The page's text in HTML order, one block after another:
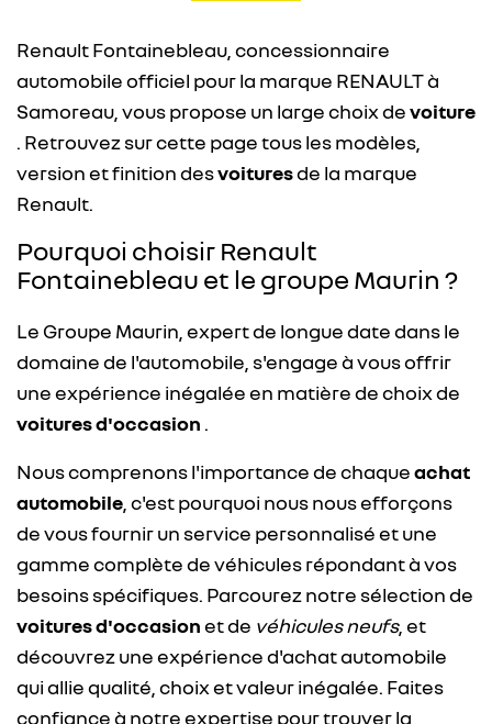
Renault Fontainebleau, concessionnaire
automobile officiel pour la marque RENAULT à
Samoreau, vous propose un large choix devoiture
. Retrouvez sur cette page tous les modèles,
version et finition desvoituresde la marque
Renault.
Pourquoi choisir Renault
Fontainebleau et le groupe Maurin ?
Le Groupe Maurin, expert de longue date dans le
domaine de l'automobile, s'engage à vous offrir
une expérience inégalée en matière de choix de
voitures d'occasion .
Nous comprenons l'importance de chaqueachat
automobile , c'est pourquoi nous nous efforçons
de vous fournir un service personnalisé et une
gamme complète de véhicules répondant à vos
besoins spécifiques. Parcourez notre sélection de
voitures d'occasionet de véhicules neufs, et
découvrez une expérience d'achat automobile
qui allie qualité, choix et valeur inégalée. Faites
confiance à notre expertise pour trouver la